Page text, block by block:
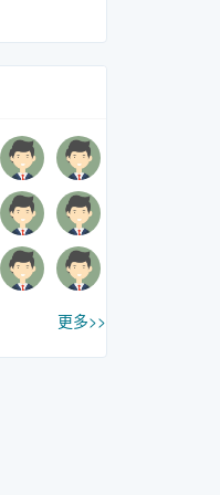
更多>>